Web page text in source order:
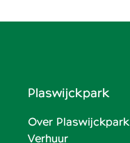
Plaswijckpark
Over Plaswijckpark
Verhuur